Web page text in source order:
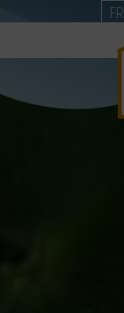
FR